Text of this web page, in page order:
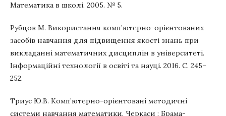
Математика в школі. 2005. № 5.
Рубцов М. Використання комп’ютерно-орієнтованих
засобів навчання для підвищення якості знань при
викладанні математичних дисциплін в університеті.
Інформаційні технології в освіті та науці. 2016. С. 245–
252.
Триус Ю.В. Комп’ютерно-орієнтовані методичні
системи навчання математики. Черкаси : Брама-